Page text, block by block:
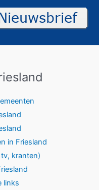
in Friesland
kranten)
links